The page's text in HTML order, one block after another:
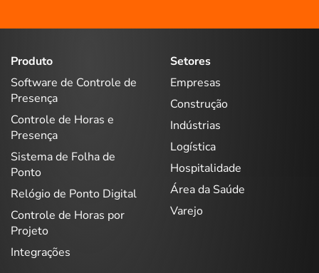
Produto
Software de Controle de
Presença
Controle de Horas e
Presença
Sistema de Folha de
Ponto
Relógio de Ponto Digital
Controle de Horas por
Projeto
Integrações
Setores
Empresas
Construção
Indústrias
Logística
Hospitalidade
Área da Saúde
Varejo